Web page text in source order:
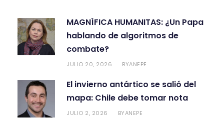
MAGNÍFICA HUMANITAS: ¿Un Papa
hablando de algoritmos de
combate?
JULIO 20, 2026 BYANEPE
El invierno antártico se salió del
mapa: Chile debe tomar nota
JULIO 2, 2026 BYANEPE